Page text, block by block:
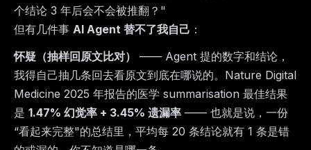
个结论 3 年后会不会被推翻？"
但有几件事 AI Agent 替不了我自己 ：
怀疑（抽样回原文比对）
—— Agent 提的数字和结论，
我得自己抽几条回去看原文到底在哪说的。Nature Digital
Medicine 2025 年报告的医学 summarisation 最佳结果
是 1.47% 幻觉率 + 3.45% 遗漏率 —— 也就是说，一份
“看起来完整"的总结里，平均每 20 条结论就有 1 条是错